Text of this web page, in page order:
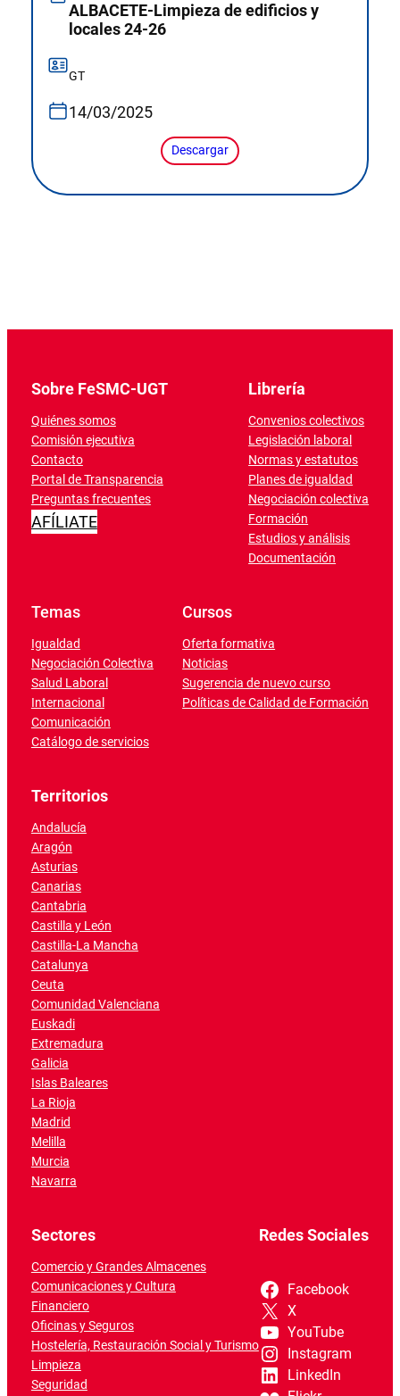
ALBACETE-Limpieza de edificios y
locales 24-26
GT
14/03/2025
Descargar
Sobre FeSMC-UGT
Quiénes somos
Comisión ejecutiva
Contacto
Portal de Transparencia
Preguntas frecuentes
AFÍLIATE
Librería
Convenios colectivos
Legislación laboral
Normas y estatutos
Planes de igualdad
Negociación colectiva
Formación
Estudios y análisis
Documentación
Temas
Igualdad
Negociación Colectiva
Salud Laboral
Internacional
Comunicación
Catálogo de servicios
Cursos
Oferta formativa
Noticias
Sugerencia de nuevo curso
Políticas de Calidad de Formación
Territorios
Andalucía
Aragón
Asturias
Canarias
Cantabria
Castilla y León
Castilla-La Mancha
Catalunya
Ceuta
Comunidad Valenciana
Euskadi
Extremadura
Galicia
Islas Baleares
La Rioja
Madrid
Melilla
Murcia
Navarra
Sectores
Comercio y Grandes Almacenes
Comunicaciones y Cultura
Financiero
Oficinas y Seguros
Hostelería, Restauración Social y Turismo
Limpieza
Seguridad
Redes Sociales
Facebook
X
YouTube
Instagram
LinkedIn